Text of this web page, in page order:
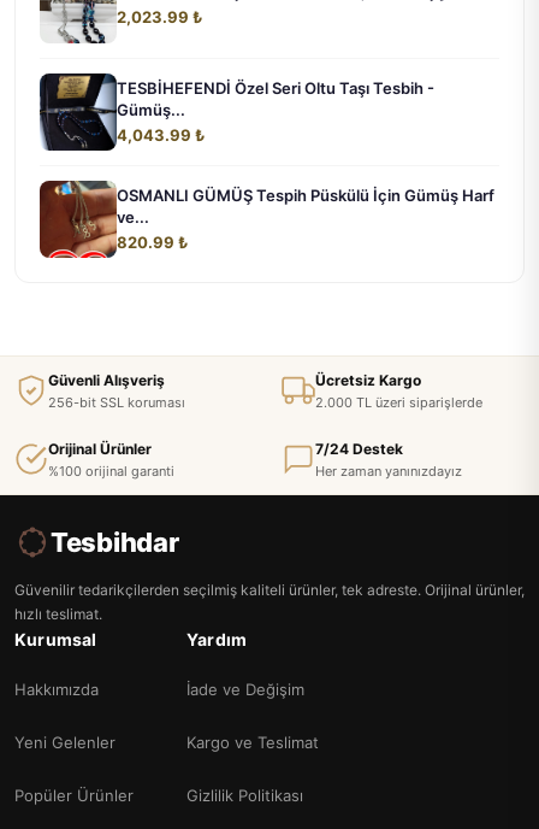
2,023.99 ₺
TESBİHEFENDİ Özel Seri Oltu Taşı Tesbih -
Gümüş...
4,043.99 ₺
OSMANLI GÜMÜŞ Tespih Püskülü İçin Gümüş Harf
ve...
820.99 ₺
Güvenli Alışveriş
256-bit SSL koruması
Ücretsiz Kargo
2.000 TL üzeri siparişlerde
Orijinal Ürünler
%100 orijinal garanti
7/24 Destek
Her zaman yanınızdayız
Tesbihdar
Güvenilir tedarikçilerden seçilmiş kaliteli ürünler, tek adreste. Orijinal ürünler,
hızlı teslimat.
Kurumsal
Hakkımızda
Yeni Gelenler
Popüler Ürünler
Yardım
İade ve Değişim
Kargo ve Teslimat
Gizlilik Politikası